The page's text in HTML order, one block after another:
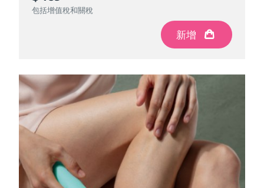
包括增值稅和關稅
新增
包括增值稅和關稅
新增
包括增值稅和關稅
新增